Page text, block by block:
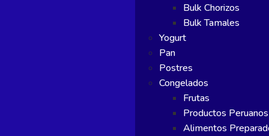
Bulk Chorizos
Bulk Tamales
Yogurt
Pan
Postres
Congelados
Frutas
Productos Peruanos
Alimentos